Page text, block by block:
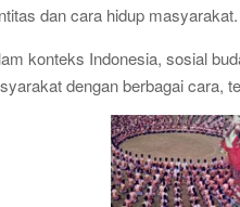
dan cara hidup masyarakat.
konteks Indonesia, sosial
dengan berbagai cara,